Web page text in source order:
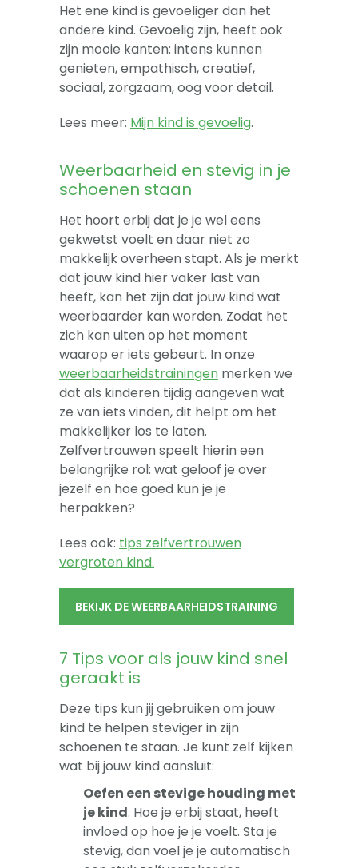
Het ene kind is gevoeliger dan het
andere kind. Gevoelig zijn, heeft ook
zijn mooie kanten: intens kunnen
genieten, empathisch, creatief,
sociaal, zorgzaam, oog voor detail.
Lees meer: Mijn kind is gevoelig.
Weerbaarheid en stevig in je
schoenen staan
Het hoort erbij dat je je wel eens
gekwetst voelt en daar niet zo
makkelijk overheen stapt. Als je merkt
dat jouw kind hier vaker last van
heeft, kan het zijn dat jouw kind wat
weerbaarder kan worden. Zodat het
zich kan uiten op het moment
waarop er iets gebeurt. In onze
weerbaarheidstrainingen merken we
dat als kinderen tijdig aangeven wat
ze van iets vinden, dit helpt om het
makkelijker los te laten.
Zelfvertrouwen speelt hierin een
belangrijke rol: wat geloof je over
jezelf en hoe goed kun je je
herpakken?
Lees ook: tips zelfvertrouwen
vergroten kind.
BEKIJK DE WEERBAARHEIDSTRAINING
7 Tips voor als jouw kind snel
geraakt is
Deze tips kun jij gebruiken om jouw
kind te helpen steviger in zijn
schoenen te staan. Je kunt zelf kijken
wat bij jouw kind aansluit:
Oefen een stevige houding met
je kind. Hoe je erbij staat, heeft
invloed op hoe je je voelt. Sta je
stevig, dan voel je je automatisch